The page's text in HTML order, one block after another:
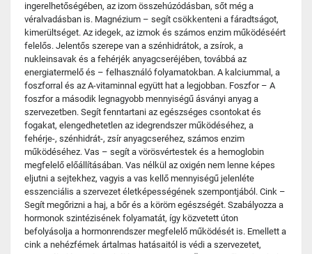
ingerelhetőségében, az izom összehúzódásban, sőt még a
véralvadásban is. Magnézium – segít csökkenteni a fáradtságot,
kimerültséget. Az idegek, az izmok és számos enzim működéséért
felelős. Jelentős szerepe van a szénhidrátok, a zsírok, a
nukleinsavak és a fehérjék anyagcseréjében, továbbá az
energiatermelő és – felhasználó folyamatokban. A kalciummal, a
foszforral és az A-vitaminnal együtt hat a legjobban. Foszfor – A
foszfor a második legnagyobb mennyiségű ásványi anyag a
szervezetben. Segít fenntartani az egészséges csontokat és
fogakat, elengedhetetlen az idegrendszer működéséhez, a
fehérje-, szénhidrát-, zsír anyagcseréhez, számos enzim
működéséhez. Vas – segít a vörösvértestek és a hemoglobin
megfelelő előállításában. Vas nélkül az oxigén nem lenne képes
eljutni a sejtekhez, vagyis a vas kellő mennyiségű jelenléte
esszenciális a szervezet életképességének szempontjából. Cink –
Segít megőrizni a haj, a bőr és a köröm egészségét. Szabályozza a
hormonok szintézisének folyamatát, így közvetett úton
befolyásolja a hormonrendszer megfelelő működését is. Emellett a
cink a nehézfémek ártalmas hatásaitól is védi a szervezetet,